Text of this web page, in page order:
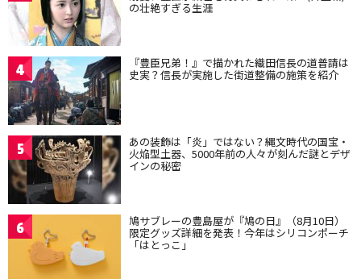
の壮絶すぎる生涯
4 『豊臣兄弟！』で描かれた織田信長の道普請は
史実？信長が実施した街道整備の施策を紹介
5 あの装飾は「炎」ではない？縄文時代の国宝・
火焔型土器、5000年前の人々が刻んだ謎とデザ
インの秘密
6 鳩サブレーの豊島屋が『鳩の日』（8月10日）
限定グッズ詳細を発表！今年はシリコンポーチ
「はとっこ」